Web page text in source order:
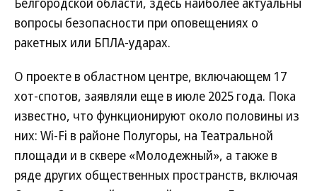
вопросы безопасности при оповещениях о
ракетных или БПЛА-ударах.
О проекте в областном центре, включающем 17
хот-спотов, заявляли еще в июле 2025 года. Пока
известно, что функционируют около половины из
них: Wi-Fi в районе Полугоры, на Театральной
площади и в сквере «Молодежный», а также в
ряде других общественных пространств, включая